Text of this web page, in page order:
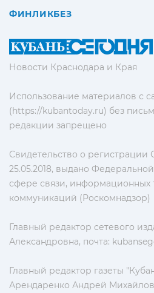
Новости Краснодара и Края
Использование материалов с
(https://kubantoday.ru) без
редакции запрещено
Свидетельство о
25.05.2018, выдано
сфере связи, информационных
коммуникаций (Роскомнадзор)
Главный редактор сетевого
Александровна, почта:
Главный редактор газеты
Арендаренко Андрей
ФИНЛИКБЕЗ